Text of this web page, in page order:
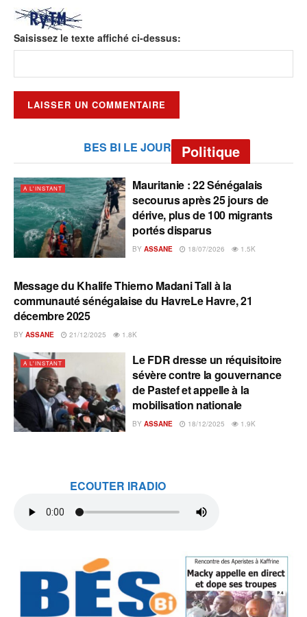
Saisissez le texte affiché ci-dessus:
BES BI LE JOUR Politique
A L'INSTANT
Mauritanie : 22 Sénégalais
secourus après 25 jours de
dérive, plus de 100 migrants
portés disparus
BY ASSANE 18/07/2026 1.5K
A L'INSTANT
Message du Khalife Thierno Madani Tall à la
communauté sénégalaise du HavreLe Havre, 21
décembre 2025
BY ASSANE 21/12/2025 1.8K
A L'INSTANT
Le FDR dresse un réquisitoire
sévère contre la gouvernance
de Pastef et appelle à la
mobilisation nationale
BY ASSANE 18/12/2025 1.9K
ECOUTER IRADIO